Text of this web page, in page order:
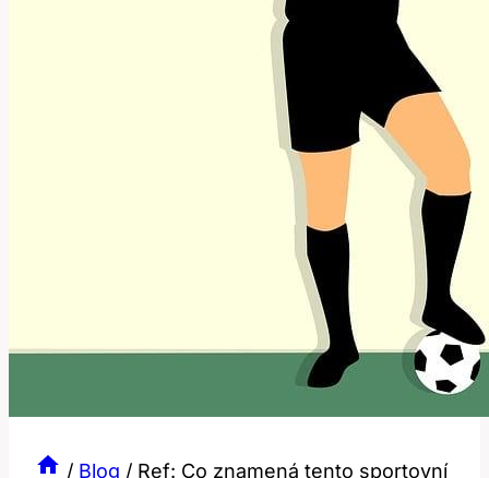
/ Blog / Ref: Co znamená tento sportovní